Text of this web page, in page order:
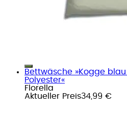
Bettwäsche »Kogge
Polyester«
Florella
Aktueller Preis34,99 €